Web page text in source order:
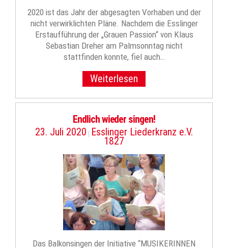
2020 ist das Jahr der abgesagten Vorhaben und der
nicht verwirklichten Pläne. Nachdem die Esslinger
Erstaufführung der „Grauen Passion“ von Klaus
Sebastian Dreher am Palmsonntag nicht
stattfinden konnte, fiel auch…
Weiterlesen
Endlich wieder singen!
23. Juli 2020 | Esslinger Liederkranz e.V.
1827
Das Balkonsingen der Initiative “MUSIKERINNEN